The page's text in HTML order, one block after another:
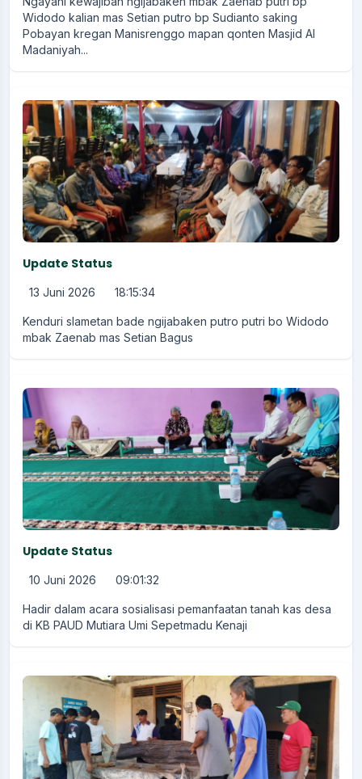
Widodo kalian mas Setian putro bp Sudianto saking
Pobayan kregan Manisrenggo mapan qonten Masjid Al
Madaniyah...
Update Status
13 Juni 2026 18:15:34
Kenduri slametan bade ngijabaken putro putri bo Widodo
mbak Zaenab mas Setian Bagus
Update Status
10 Juni 2026 09:01:32
Hadir dalam acara sosialisasi pemanfaatan tanah kas desa
di KB PAUD Mutiara Umi Sepetmadu Kenaji